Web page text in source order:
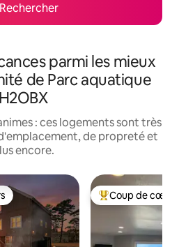
Rechercher
parmi les mieux
de Parc aquatique
H2OBX
: ces logements sont très
de propreté et
encore.
Coups de cœur
Coup de cœur